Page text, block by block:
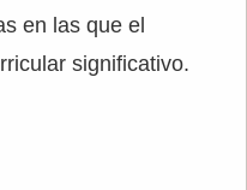
en las que el
significativo.